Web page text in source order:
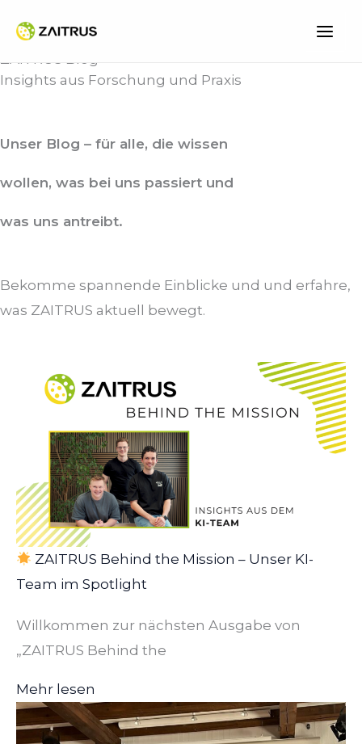
Inhalt
springen
ZAITRUS Blog
Insights aus Forschung und Praxis
Unser Blog – für alle, die wissen
wollen, was bei uns passiert und
was uns antreibt.
Bekomme spannende Einblicke und und erfahre,
was ZAITRUS aktuell bewegt.
ZAITRUS Behind the Mission – Unser KI-
Team im Spotlight
Willkommen zur nächsten Ausgabe von
„ZAITRUS Behind the
Mehr lesen